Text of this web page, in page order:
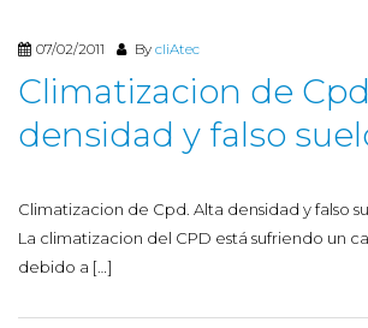
07/02/2011 BycliAtec
Climatizacion de
densidad y falso
Climatizacion de Cpd. Alta densidad y falso
La climatizacion del CPD está sufriendo un
debido a […]